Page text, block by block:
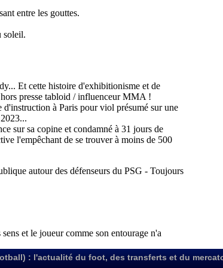
: l'actualité du foot, des transferts et du